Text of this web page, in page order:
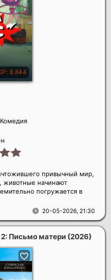
20-05-2026, 21:30
привычный мир,
животные начинают
погружается в
Письмо матери (2026)